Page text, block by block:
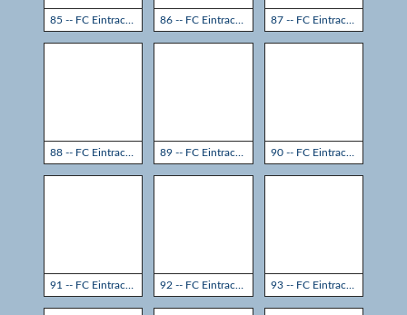
85 -- FC Eintracht Rheine - TSG Sprockhövel 3:3 86 -- FC Eintracht Rheine - TSG Sprockhövel 3:3 87 -- FC Eintracht Rheine - TSG Sprockhövel 3:3
88 -- FC Eintracht Rheine - TSG Sprockhövel 3:3 89 -- FC Eintracht Rheine - TSG Sprockhövel 3:3 90 -- FC Eintracht Rheine - TSG Sprockhövel 3:3
91 -- FC Eintracht Rheine - TSG Sprockhövel 3:3 92 -- FC Eintracht Rheine - TSG Sprockhövel 3:3 93 -- FC Eintracht Rheine - TSG Sprockhövel 3:3